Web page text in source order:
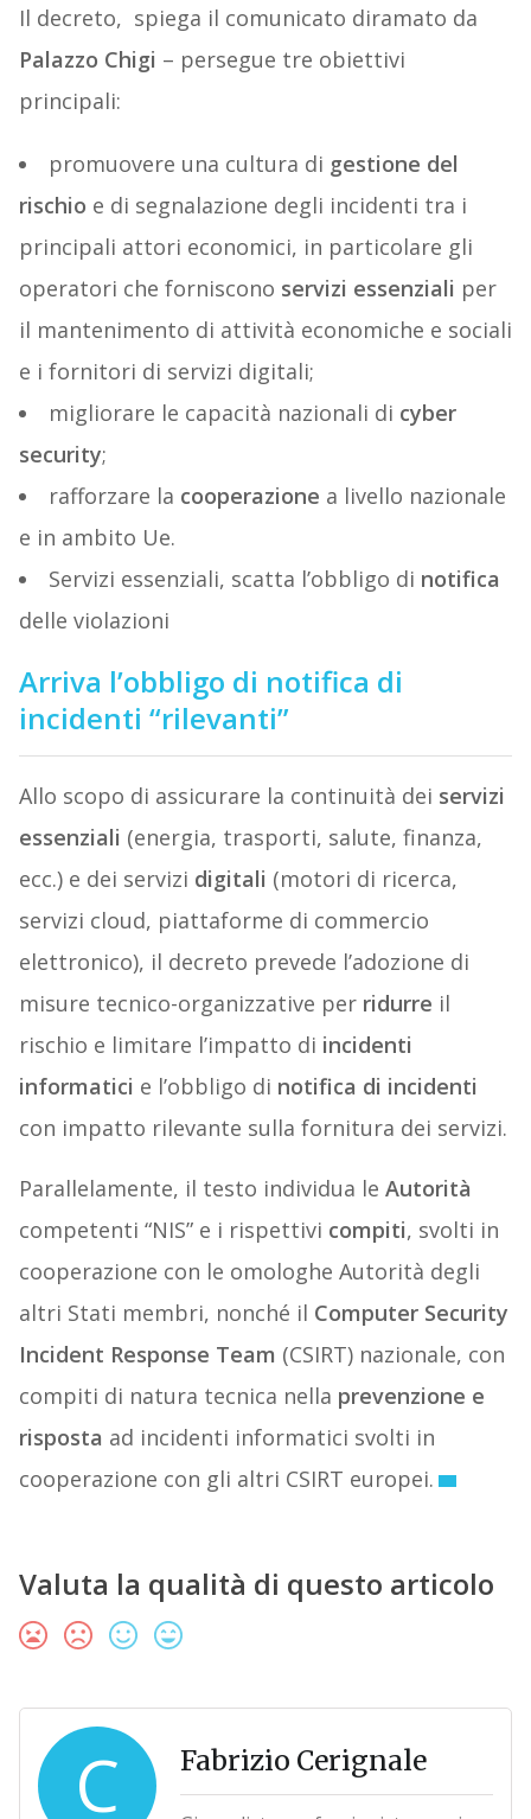
Il decreto, spiega il comunicato diramato da
Palazzo Chigi – persegue tre obiettivi
principali:
promuovere una cultura di gestione del
rischio e di segnalazione degli incidenti tra i
principali attori economici, in particolare gli
operatori che forniscono servizi essenziali per
il mantenimento di attività economiche e sociali
e i fornitori di servizi digitali;
migliorare le capacità nazionali di cyber
security;
rafforzare la cooperazione a livello nazionale
e in ambito Ue.
Servizi essenziali, scatta l’obbligo di notifica
delle violazioni
Arriva l’obbligo di notifica di
incidenti “rilevanti”
Allo scopo di assicurare la continuità dei servizi
essenziali (energia, trasporti, salute, finanza,
ecc.) e dei servizi digitali (motori di ricerca,
servizi cloud, piattaforme di commercio
elettronico), il decreto prevede l’adozione di
misure tecnico-organizzative per ridurre il
rischio e limitare l’impatto di incidenti
informatici e l’obbligo di notifica di incidenti
con impatto rilevante sulla fornitura dei servizi.
Parallelamente, il testo individua le Autorità
competenti “NIS” e i rispettivi compiti, svolti in
cooperazione con le omologhe Autorità degli
altri Stati membri, nonché il Computer Security
Incident Response Team (CSIRT) nazionale, con
compiti di natura tecnica nella prevenzione e
risposta ad incidenti informatici svolti in
cooperazione con gli altri CSIRT europei.
Valuta la qualità di questo articolo
C Fabrizio Cerignale